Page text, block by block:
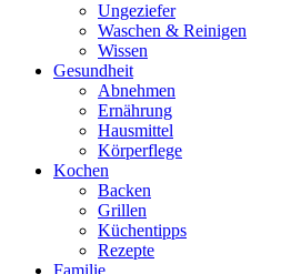
Ungeziefer
Waschen & Reinigen
Wissen
Gesundheit
Abnehmen
Ernährung
Hausmittel
Körperflege
Kochen
Backen
Grillen
Küchentipps
Rezepte
Familie